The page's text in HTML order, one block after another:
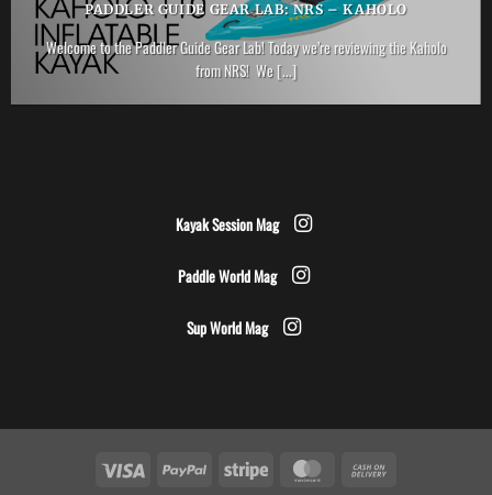
PADDLER GUIDE GEAR LAB: NRS – KAHOLO
Welcome to the Paddler Guide Gear Lab! Today we’re reviewing the Kaholo
from NRS! We [...]
Kayak Session Mag
Paddle World Mag
Sup World Mag
Visa PayPal Stripe MasterCard